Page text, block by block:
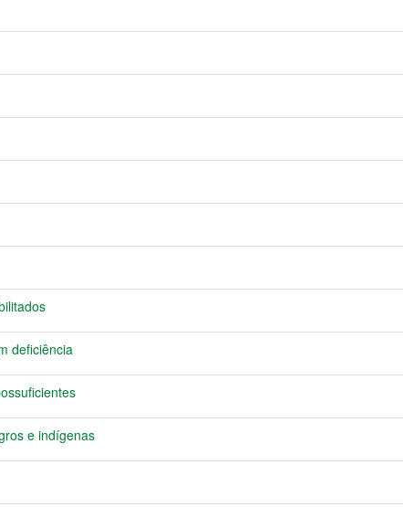
deficiência
e indígenas